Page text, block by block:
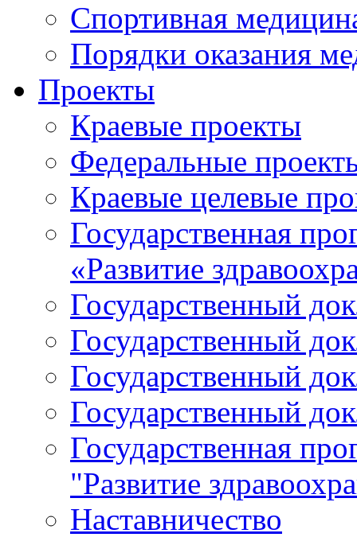
Спортивная
Порядки оказания
Проекты
Краевые проекты
Федеральные
Краевые целевые
Государственная
«Развитие
Государственный
Государственный
Государственный
Государственный
Государственная
"Развитие
Наставничество